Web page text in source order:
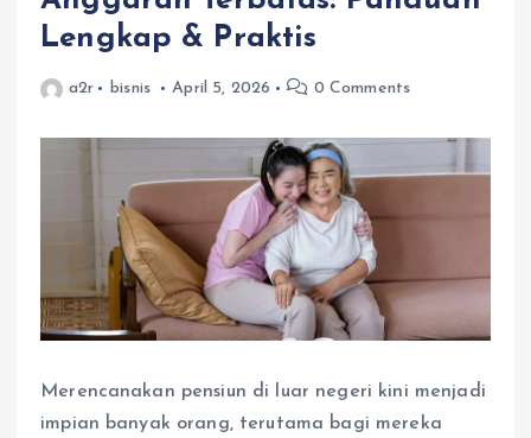
Lengkap & Praktis
a2r bisnis April 5, 2026 0 Comments
Merencanakan pensiun di luar negeri kini menjadi
impian banyak orang, terutama bagi mereka